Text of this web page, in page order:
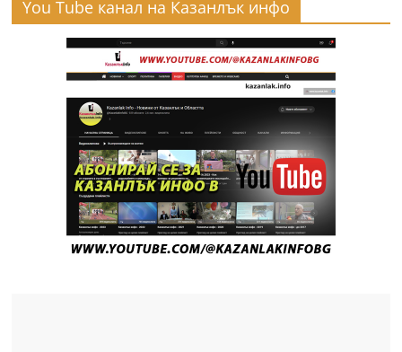
You Tube канал на Казанлък инфо